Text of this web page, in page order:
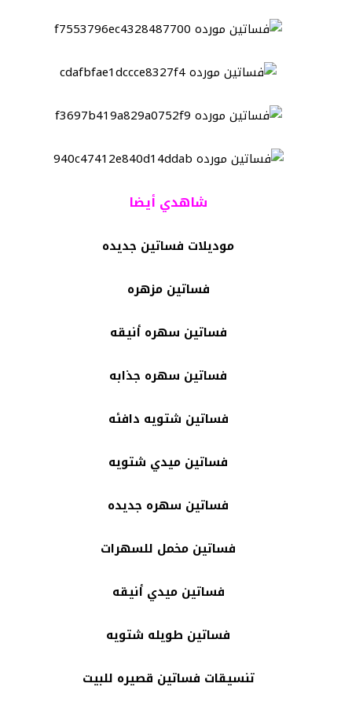
شاهدي أيضا
موديلات فساتين جديده
فساتين مزهره
فساتين سهره أنيقه
فساتين سهره جذابه
فساتين شتويه دافئه
فساتين ميدي شتويه
فساتين سهره جديده
فساتين مخمل للسهرات
فساتين ميدي أنيقه
فساتين طويله شتويه
تنسيقات فساتين قصيره للبيت